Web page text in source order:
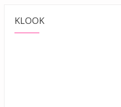
KLOOK